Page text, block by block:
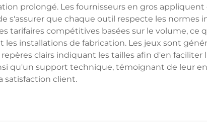
prolongé. Les fournisseurs en gros appliquent
que chaque outil respecte les normes
tarifaires compétitives basées sur le volume, ce
installations de fabrication. Les jeux sont
clairs indiquant les tailles afin d'en
qu'un support technique, témoignant de leur
satisfaction client.